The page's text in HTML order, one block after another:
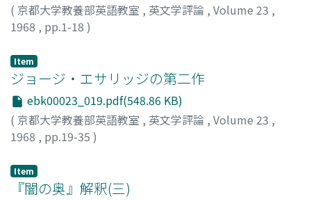
( 京都大学教養部英語教室 , 英文学評論 , Volume 23 ,
1968 , pp.1-18 )
Item
ジョージ・エサリッジの第二作
ebk00023_019.pdf(548.86 KB)
( 京都大学教養部英語教室 , 英文学評論 , Volume 23 ,
1968 , pp.19-35 )
Item
『闇の奥』解釈(三)